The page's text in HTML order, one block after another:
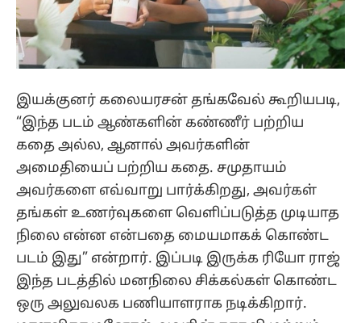
இயக்குனர் கலையரசன் தங்கவேல் கூறியபடி,
“இந்த படம் ஆண்களின் கண்ணீர் பற்றிய
கதை அல்ல, ஆனால் அவர்களின்
அமைதியைப் பற்றிய கதை. சமுதாயம்
அவர்களை எவ்வாறு பார்க்கிறது, அவர்கள்
தங்கள் உணர்வுகளை வெளிப்படுத்த முடியாத
நிலை என்ன என்பதை மையமாகக் கொண்ட
படம் இது” என்றார். இப்படி இருக்க ரியோ ராஜ்
இந்த படத்தில் மனநிலை சிக்கல்கள் கொண்ட
ஒரு அலுவலக பணியாளராக நடிக்கிறார்.